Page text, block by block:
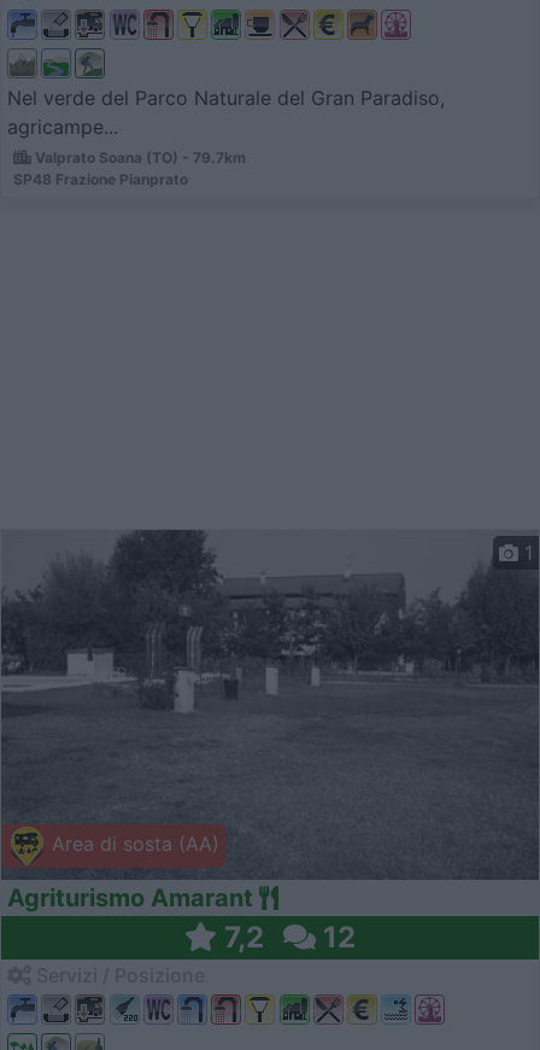
Nel verde del Parco Naturale del Gran Paradiso,
agricampe...
Valprato Soana (TO) - 79.7km
SP48 Frazione Pianprato
Area di sosta (AA)
1
Agriturismo Amarant
7,2 12